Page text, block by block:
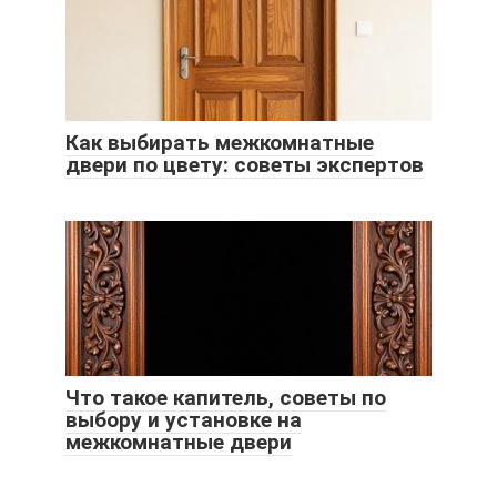
Как выбирать межкомнатные
двери по цвету: советы экспертов
Что такое капитель, советы по
выбору и установке на
межкомнатные двери